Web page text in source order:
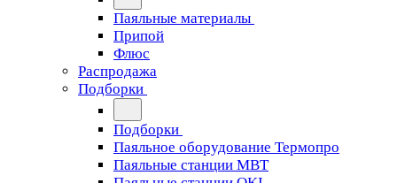
Паяльные материалы
Припой
Флюс
Распродажа
Подборки
Подборки
Паяльное оборудование Термопро
Паяльные станции MBT